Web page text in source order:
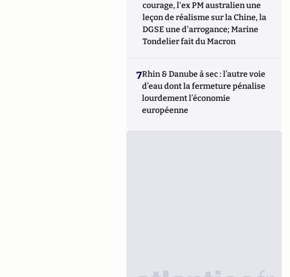
courage, l'ex PM australien une
leçon de réalisme sur la Chine, la
DGSE une d'arrogance; Marine
Tondelier fait du Macron
7Rhin & Danube à sec : l’autre voie
d’eau dont la fermeture pénalise
lourdement l’économie
européenne